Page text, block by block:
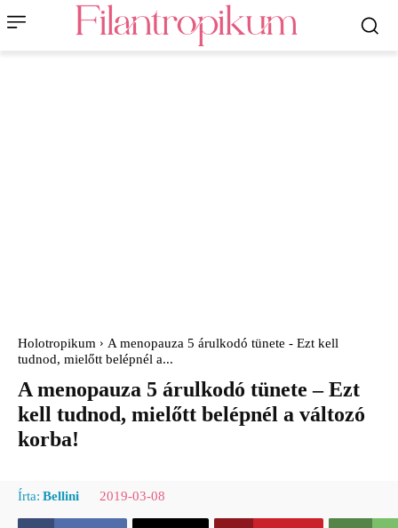
Holotropikum
A menopauza 5 árulkodó tünete - Ezt kell
tudnod, mielőtt belépnél a...
A menopauza 5 árulkodó tünete – Ezt
kell tudnod, mielőtt belépnél a változó
korba!
Írta: Bellini 2019-03-08